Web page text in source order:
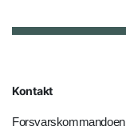
Kontakt
Forsvarskommandoen